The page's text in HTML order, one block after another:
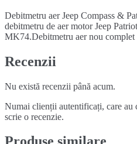
2010)
Debitmetru aer Jeep Compass &
debitmetru de aer motor Jeep
MK74.Debitmetru aer nou complet
Recenzii
Nu există recenzii până acum.
Numai clienții autentificați, care au
scrie o recenzie.